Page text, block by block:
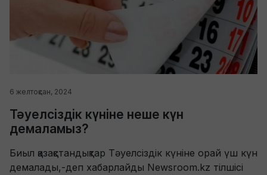
6 желтоқсан, 2024
Тәуелсіздік күніне неше күн
демаламыз?
Биыл қазақстандықтар Тәуелсіздік күніне орай үш күн
демалады,-деп хабарлайды Newsroom.kz тілшісі